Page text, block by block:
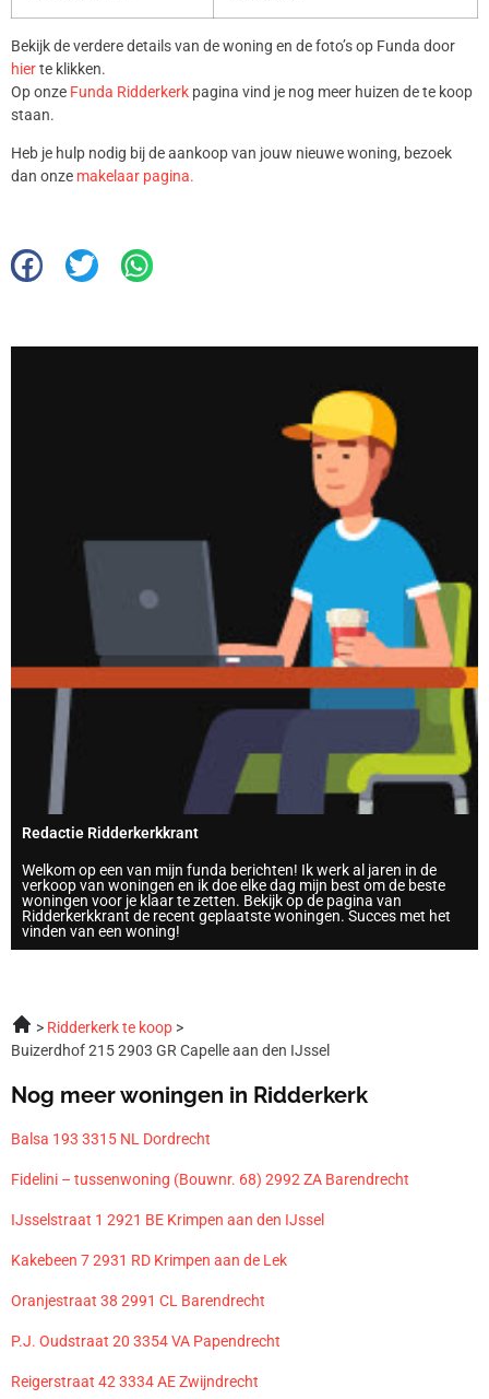
Bekijk de verdere details van de woning en de foto’s op Funda door
hierte klikken.
Op onze Funda Ridderkerk pagina vind je nog meer huizen de te koop
staan.
Heb je hulp nodig bij de aankoop van jouw nieuwe woning, bezoek
dan onze makelaar pagina.
Redactie Ridderkerkkrant
Welkom op een van mijn funda berichten! Ik werk al jaren in de
verkoop van woningen en ik doe elke dag mijn best om de beste
woningen voor je klaar te zetten. Bekijk op de pagina van
Ridderkerkkrant de recent geplaatste woningen. Succes met het
vinden van een woning!
Ridderkerk te koop
Buizerdhof 215 2903 GR Capelle aan den IJssel
Nog meer woningen in Ridderkerk
Balsa 193 3315 NL Dordrecht
Fidelini – tussenwoning (Bouwnr. 68) 2992 ZA Barendrecht
IJsselstraat 1 2921 BE Krimpen aan den IJssel
Kakebeen 7 2931 RD Krimpen aan de Lek
Oranjestraat 38 2991 CL Barendrecht
P.J. Oudstraat 20 3354 VA Papendrecht
Reigerstraat 42 3334 AE Zwijndrecht